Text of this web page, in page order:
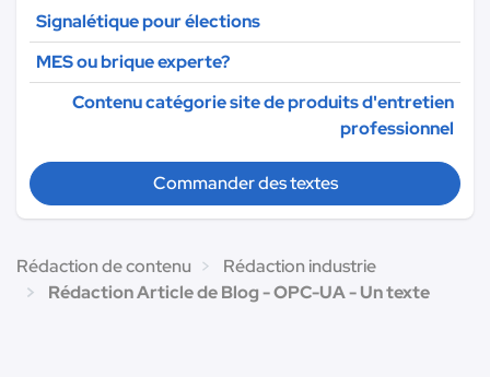
Signalétique pour élections
MES ou brique experte?
Contenu catégorie site de produits d'entretien
professionnel
Commander des textes
Rédaction de contenu
Rédaction industrie
Rédaction Article de Blog - OPC-UA - Un texte